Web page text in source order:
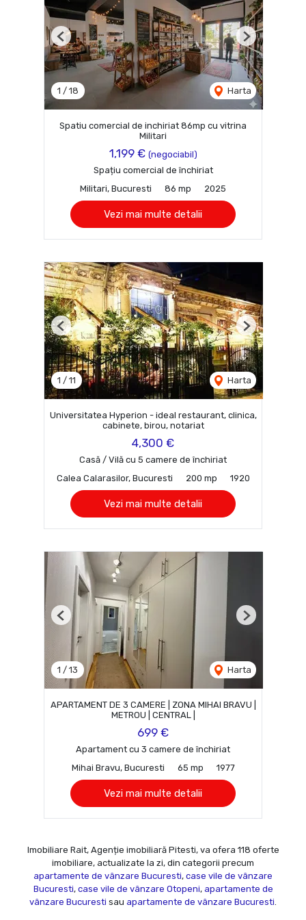
1 / 18 Harta
Previous Next
Spatiu comercial de inchiriat 86mp cu vitrina
Militari
1,199 € (negociabil)
Spațiu comercial de închiriat
Militari, Bucuresti
86 mp 2025
Vezi mai multe detalii
1 / 11 Harta
Previous Next
Universitatea Hyperion - ideal restaurant, clinica,
cabinete, birou, notariat
4,300 €
Casă / Vilă cu 5 camere de închiriat
Calea Calarasilor, Bucuresti
200 mp 1920
Vezi mai multe detalii
1 / 13 Harta
Previous Next
APARTAMENT DE 3 CAMERE | ZONA MIHAI BRAVU |
METROU | CENTRAL |
699 €
Apartament cu 3 camere de închiriat
Mihai Bravu, Bucuresti
65 mp 1977
Vezi mai multe detalii
Imobiliare Rait, Agenție imobiliară Pitesti, va ofera 118 oferte
imobiliare, actualizate la zi, din categorii precum
apartamente de vânzare Bucuresti, case vile de vânzare
Bucuresti, case vile de vânzare Otopeni, apartamente de
vânzare Bucuresti sau apartamente de vânzare Bucuresti